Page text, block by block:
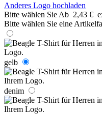
Anderes Logo hochladen
Bitte wählen Sie Ab 2,43 €
Bitte wählen Sie eine
gelb
denim